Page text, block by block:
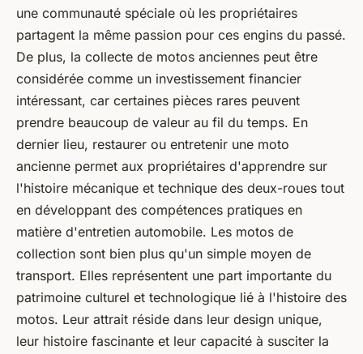
une communauté spéciale où les propriétaires
partagent la même passion pour ces engins du passé.
De plus, la collecte de motos anciennes peut être
considérée comme un investissement financier
intéressant, car certaines pièces rares peuvent
prendre beaucoup de valeur au fil du temps. En
dernier lieu, restaurer ou entretenir une moto
ancienne permet aux propriétaires d'apprendre sur
l'histoire mécanique et technique des deux-roues tout
en développant des compétences pratiques en
matière d'entretien automobile. Les motos de
collection sont bien plus qu'un simple moyen de
transport. Elles représentent une part importante du
patrimoine culturel et technologique lié à l'histoire des
motos. Leur attrait réside dans leur design unique,
leur histoire fascinante et leur capacité à susciter la